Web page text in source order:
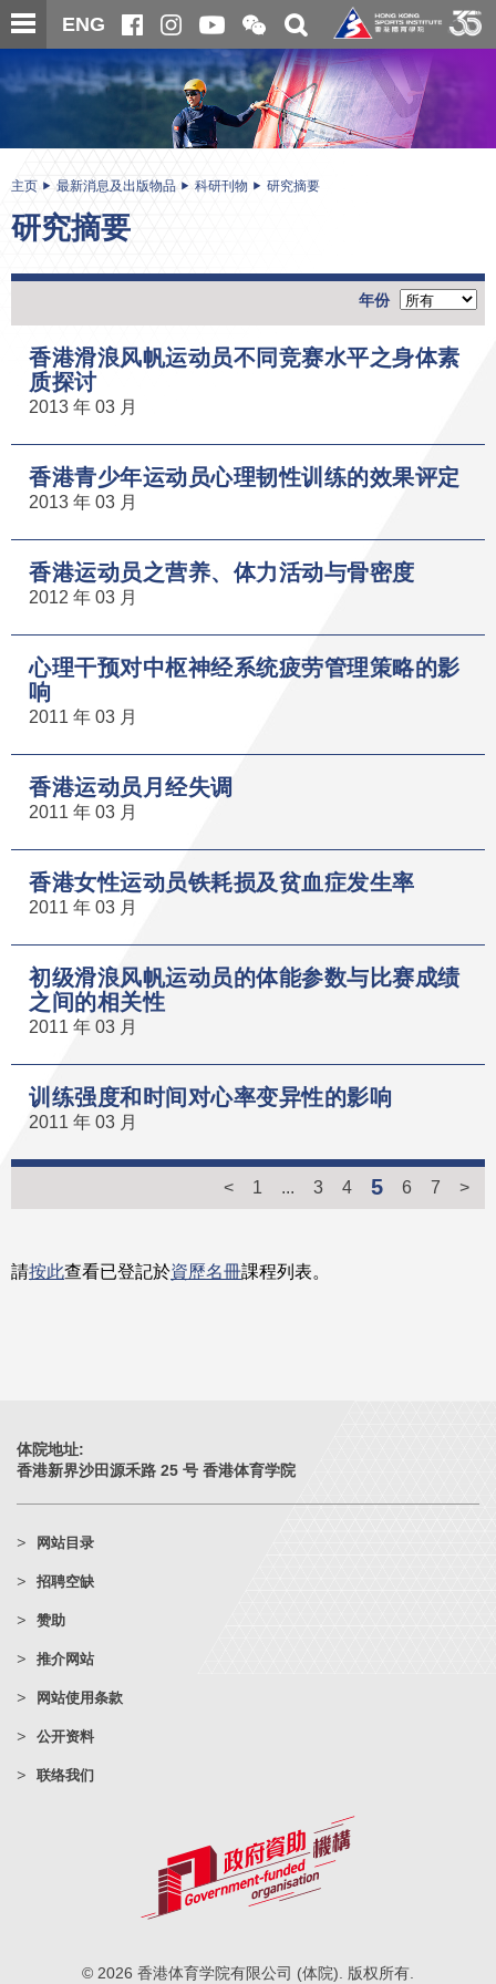
跳
至
内
ENG
开
合
微
信
二
维
码
关
搜
寻
内
主页 最新消息及出版物品 科研刊物 研究摘要
研究摘要
年份
香港滑浪风帆运动员不同竞赛水平之身体素
质探讨
2013 年 03 月
香港青少年运动员心理韧性训练的效果评定
2013 年 03 月
香港运动员之营养、体力活动与骨密度
2012 年 03 月
心理干预对中枢神经系统疲劳管理策略的影
响
2011 年 03 月
香港运动员月经失调
2011 年 03 月
香港女性运动员铁耗损及贫血症发生率
2011 年 03 月
初级滑浪风帆运动员的体能参数与比赛成绩
之间的相关性
2011 年 03 月
训练强度和时间对心率变异性的影响
2011 年 03 月
< 1 ... 3 4 5 6 7 >
請按此查看已登記於資歷名冊課程列表。
体院地址:
香港新界沙田源禾路 25 号 香港体育学院
网站目录
招聘空缺
赞助
推介网站
网站使用条款
公开资料
联络我们
© 2026 香港体育学院有限公司 (体院). 版权所有.